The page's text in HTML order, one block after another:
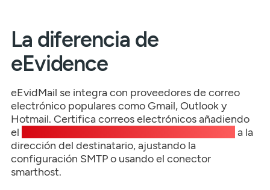
La diferencia de
eEvidence
eEvidMail se integra con proveedores de correo
electrónico populares como Gmail, Outlook y
Hotmail. Certifica correos electrónicos añadiendo
el
a la
dirección del destinatario, ajustando la
configuración SMTP o usando el conector
smarthost.